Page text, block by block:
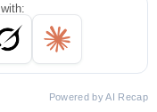
Powered by AI Recap